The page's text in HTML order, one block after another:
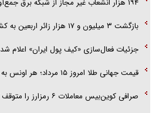
۱۹۴ هزار انشعاب غیر مجاز از شبکه برق جمع‌آوری شد
بازگشت ۳ میلیون و ۱۷ هزار زائر اربعین به کشور
جزئیات فعال‌سازی «کیف پول ایران» اعلام شد
قیمت جهانی طلا امروز ۱۵ مرداد؛ هر اونس به ۴۲۶۵ دلار و ۲۲ سنت رسید
صرافی کوین‌بیس معاملات ۶ رمزارز را متوقف کرد